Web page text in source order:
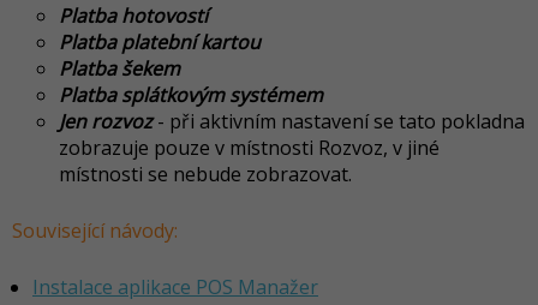
Platba hotovostí
Platba platební kartou
Platba šekem
Platba splátkovým systémem
Jen rozvoz- při aktivním nastavení se tato pokladna
zobrazuje pouze v místnosti Rozvoz, v jiné
místnosti se nebude zobrazovat.
Související návody:
Instalace aplikace POS Manažer